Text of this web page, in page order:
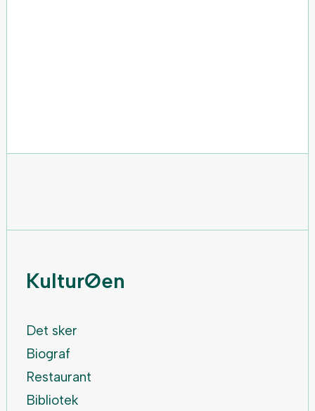
KulturØen
Det sker
Biograf
Restaurant
Bibliotek